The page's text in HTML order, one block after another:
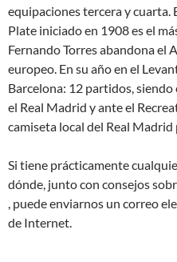
equipaciones tercera y cuarta.
Plate iniciado en 1908 es el
Fernando Torres abandona el
europeo. En su año en el
Barcelona: 12 partidos,
el Real Madrid y ante el
camiseta local del Real Madrid
Si tiene prácticamente
dónde, junto con consejos
, puede enviarnos un correo
de Internet.